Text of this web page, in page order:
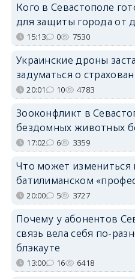
Кого в Севастополе
для защиты города от
15:13 0 7530
Украинские дроны
задуматься о
20:01 10 4783
Зооконфликт в
бездомных животных
17:02 6 3359
Что может измениться
батилиманском
20:00 5 3727
Почему у абонентов
связь вела себя по-
блэкауте
13:00 16 6418